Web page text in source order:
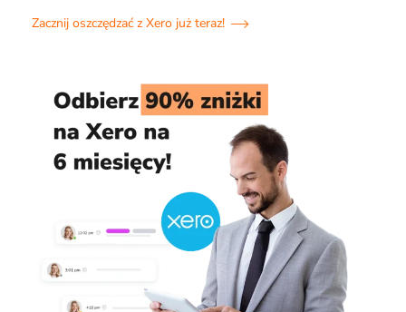
Zacznij oszczędzać z Xero już teraz!